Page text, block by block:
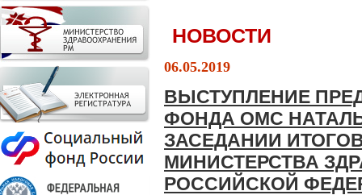
НОВОСТИ
06.05.2019
ВЫСТУПЛЕНИЕ
ФОНДА ОМС
ЗАСЕДАНИИ
МИНИСТЕРСТВА
РОССИЙСКОЙ